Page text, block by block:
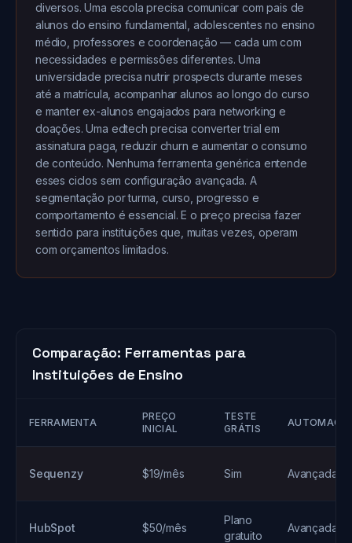
diversos. Uma escola precisa comunicar com pais de
alunos do ensino fundamental, adolescentes no ensino
médio, professores e coordenação — cada um com
necessidades e permissões diferentes. Uma
universidade precisa nutrir prospects durante meses
até a matrícula, acompanhar alunos ao longo do curso
e manter ex-alunos engajados para networking e
doações. Uma edtech precisa converter trial em
assinatura paga, reduzir churn e aumentar o consumo
de conteúdo. Nenhuma ferramenta genérica entende
esses ciclos sem configuração avançada. A
segmentação por turma, curso, progresso e
comportamento é essencial. E o preço precisa fazer
sentido para instituições que, muitas vezes, operam
com orçamentos limitados.
Comparação: Ferramentas para
Instituições de Ensino
FERRAMENTA
PREÇO
INICIAL
TESTE
GRÁTIS
Sequenzy $19/mês Sim Avançada
HubSpot $50/mês
Plano
gratuito
Avançada